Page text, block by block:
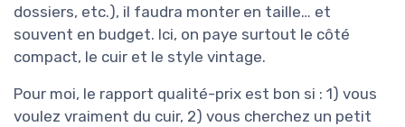
dossiers, etc.), il faudra monter en taille… et
souvent en budget. Ici, on paye surtout le côté
compact, le cuir et le style vintage.
Pour moi, le rapport qualité-prix est bon si : 1) vous
voulez vraiment du cuir, 2) vous cherchez un petit